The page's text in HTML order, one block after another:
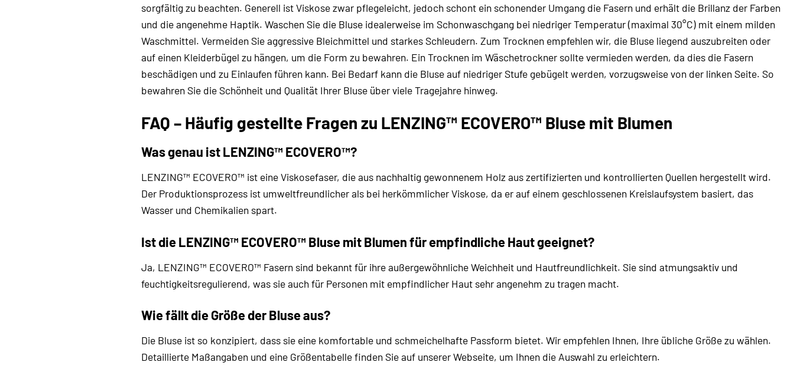
sorgfältig zu beachten. Generell ist Viskose zwar pflegeleicht, jedoch schont ein schonender Umgang die Fasern und erhält die Brillanz der Farben
und die angenehme Haptik. Waschen Sie die Bluse idealerweise im Schonwaschgang bei niedriger Temperatur (maximal 30°C) mit einem milden
Waschmittel. Vermeiden Sie aggressive Bleichmittel und starkes Schleudern. Zum Trocknen empfehlen wir, die Bluse liegend auszubreiten oder
auf einen Kleiderbügel zu hängen, um die Form zu bewahren. Ein Trocknen im Wäschetrockner sollte vermieden werden, da dies die Fasern
beschädigen und zu Einlaufen führen kann. Bei Bedarf kann die Bluse auf niedriger Stufe gebügelt werden, vorzugsweise von der linken Seite. So
bewahren Sie die Schönheit und Qualität Ihrer Bluse über viele Tragejahre hinweg.
FAQ – Häufig gestellte Fragen zu LENZING™ ECOVERO™ Bluse mit Blumen
Was genau ist LENZING™ ECOVERO™?
LENZING™ ECOVERO™ ist eine Viskosefaser, die aus nachhaltig gewonnenem Holz aus zertifizierten und kontrollierten Quellen hergestellt wird.
Der Produktionsprozess ist umweltfreundlicher als bei herkömmlicher Viskose, da er auf einem geschlossenen Kreislaufsystem basiert, das
Wasser und Chemikalien spart.
Ist die LENZING™ ECOVERO™ Bluse mit Blumen für empfindliche Haut geeignet?
Ja, LENZING™ ECOVERO™ Fasern sind bekannt für ihre außergewöhnliche Weichheit und Hautfreundlichkeit. Sie sind atmungsaktiv und
feuchtigkeitsregulierend, was sie auch für Personen mit empfindlicher Haut sehr angenehm zu tragen macht.
Wie fällt die Größe der Bluse aus?
Die Bluse ist so konzipiert, dass sie eine komfortable und schmeichelhafte Passform bietet. Wir empfehlen Ihnen, Ihre übliche Größe zu wählen.
Detaillierte Maßangaben und eine Größentabelle finden Sie auf unserer Webseite, um Ihnen die Auswahl zu erleichtern.